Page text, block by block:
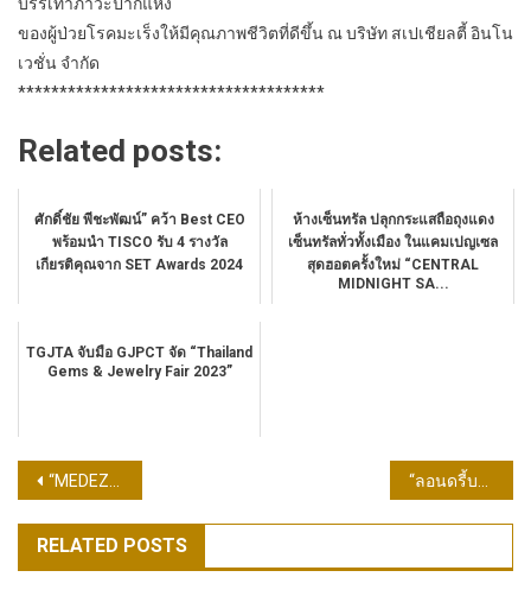
บรรเทาภาวะปากแห้ง
ของผู้ป่วยโรคมะเร็งให้มีคุณภาพชีวิตที่ดีขึ้น ณ บริษัท สเปเชียลตี้ อินโน
เวชั่น จำกัด
*************************************
Related posts:
ศักดิ์ชัย พีชะพัฒน์” คว้า Best CEO
พร้อมนำ TISCO รับ 4 รางวัล
เกียรติคุณจาก SET Awards 2024
ห้างเซ็นทรัล ปลุกกระแสถือถุงแดง
เซ็นทรัลทั่วทั้งเมือง ในแคมเปญเซล
สุดฮอตครั้งใหม่ “CENTRAL
MIDNIGHT SA...
TGJTA จับมือ GJPCT จัด “Thailand
Gems & Jewelry Fair 2023”
แนะแนว
เรื่อง
“MEDEZE” ต้อนรับสถาบันนักลงทุน CSI เยี่ยมชมบริษัท “ลอนดรี้บาร์” จับมือ ธนาคารอิสลามแห่งประเทศไทย เดินหน้าปลดล็อกโอกาสใหม่ด้วยสินเชื่ออัตราพิเศษ กระตุ้นการเติบโตของผู้ประกอบการแฟรนไชส์ร้านสะดวกซัก
RELATED POSTS